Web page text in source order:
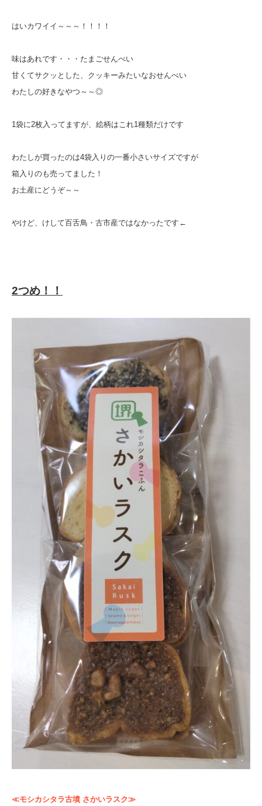
はいカワイイ～～～！！！！
味はあれです・・・たまごせんべい
甘くてサクッとした、クッキーみたいなおせんべい
わたしの好きなやつ～～◎
1袋に2枚入ってますが、絵柄はこれ1種類だけです
わたしが買ったのは4袋入りの一番小さいサイズですが
箱入りのも売ってました！
お土産にどうぞ～～
やけど、けして百舌鳥・古市産ではなかったです←
2つめ！！
≪モシカシタラ古墳 さかいラスク≫